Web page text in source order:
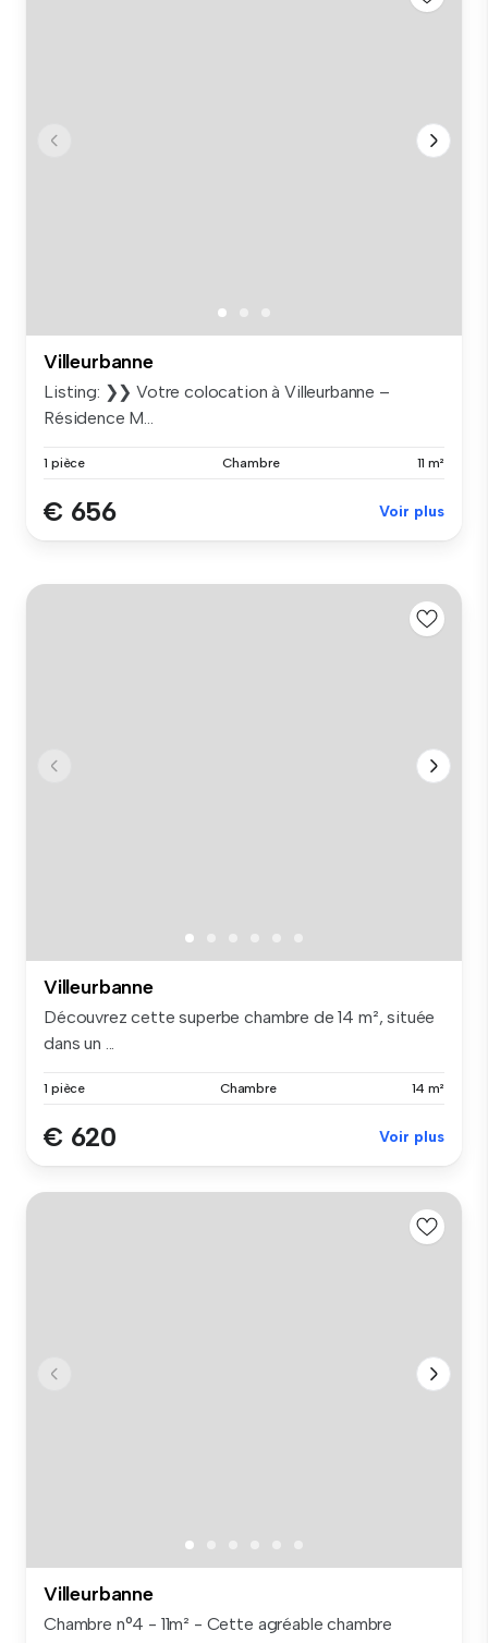
Villeurbanne
Listing: ❯❯ Votre colocation à Villeurbanne –
Résidence M...
1 pièce Chambre 11 m²
€ 656 Voir plus
Villeurbanne
Découvrez cette superbe chambre de 14 m², située
dans un ...
1 pièce Chambre 14 m²
€ 620 Voir plus
Villeurbanne
Chambre n°4 - 11m² - Cette agréable chambre